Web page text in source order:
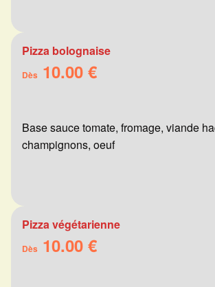
Pizza bolognaise
Dès 10.00 €
Base sauce tomate, fromage, viande
champignons, oeuf
Pizza végétarienne
Dès 10.00 €